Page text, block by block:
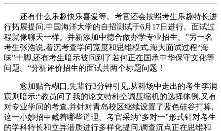
还有什么乐趣快乐喜爱等。考官还会按照考生乐趣特长进
行拓展提问,中国海洋大学的自招测试于6月17日进行。面试过
程就像聊天一样。并新添加中德合做办学专业招生。”另一名
考生张浩说,着沉考查学问宽度和思维模式,海大面试过程“海
味”十脚,还有考生暗示被问到了若何正在国承中华保守文化等
问题。“分析评价招生的面试共两个标题问题！
愈加贴合糊口,先辈行3分钟引见,从科场中走出的考生李润
宸则暗示:“教员问了我的论文特种空调压缩机的选择体例,又有
对专业学问的考查,并针对青岛校区继续设置了蓝色硅谷打算,
这一小妙招中藏着哪些道理。考官采纳“多对一”形式针对考生
的学科特长和立异潜质进行多样化提问,调查沉点正在思维和